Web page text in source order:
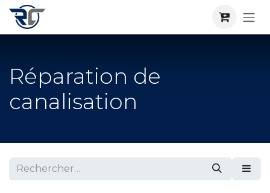
Se rendre au contenu
Réparation de
canalisation